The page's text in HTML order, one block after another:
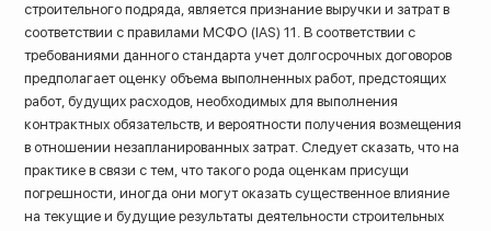
строительного подряда, является признание выручки и затрат в
соответствии с правилами МСФО (IAS) 11. В соответствии с
требованиями данного стандарта учет долгосрочных договоров
предполагает оценку объема выполненных работ, предстоящих
работ, будущих расходов, необходимых для выполнения
контрактных обязательств, и вероятности получения возмещения
в отношении незапланированных затрат. Следует сказать, что на
практике в связи с тем, что такого рода оценкам присущи
погрешности, иногда они могут оказать существенное влияние
на текущие и будущие результаты деятельности строительных